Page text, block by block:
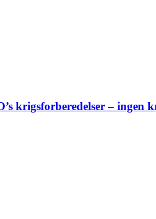
krigsforberedelser – ingen